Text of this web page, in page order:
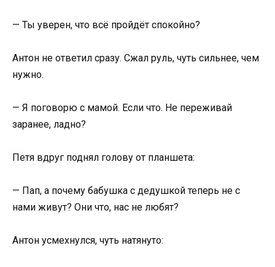
— Ты уверен, что всё пройдёт спокойно?
Антон не ответил сразу. Сжал руль, чуть сильнее, чем
нужно.
— Я поговорю с мамой. Если что. Не переживай
заранее, ладно?
Петя вдруг поднял голову от планшета:
— Пап, а почему бабушка с дедушкой теперь не с
нами живут? Они что, нас не любят?
Антон усмехнулся, чуть натянуто: